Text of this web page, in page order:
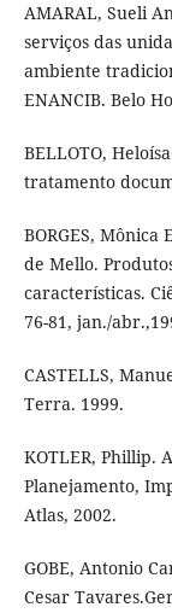
AMARAL, Sueli
serviços das
ambiente
ENANCIB. Belo
BELLOTO,
tratamento
BORGES, Mônica
de Mello.
características.
76-81, jan./
CASTELLS,
Terra. 1999.
KOTLER, Phillip.
Planejamento,
Atlas, 2002.
GOBE, Antonio
Cesar